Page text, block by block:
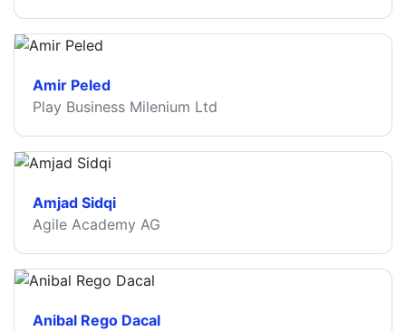
Amir Peled
Play Business Milenium Ltd
Amjad Sidqi
Agile Academy AG
Anibal Rego Dacal